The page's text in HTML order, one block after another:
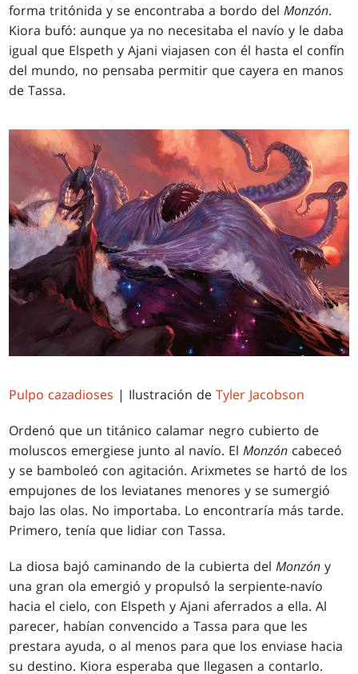
forma tritónida y se encontraba a bordo delMonzón.
Kiora bufó: aunque ya no necesitaba el navío y le daba
igual que Elspeth y Ajani viajasen con él hasta el confín
del mundo, no pensaba permitir que cayera en manos
de Tassa.
Pulpo cazadioses | Ilustración deTyler Jacobson
Ordenó que un titánico calamar negro cubierto de
moluscos emergiese junto al navío. ElMonzón cabeceó
y se bamboleó con agitación. Arixmetes se hartó de los
empujones de los leviatanes menores y se sumergió
bajo las olas. No importaba. Lo encontraría más tarde.
Primero, tenía que lidiar con Tassa.
La diosa bajó caminando de la cubierta delMonzón y
una gran ola emergió y propulsó la serpiente-navío
hacia el cielo, con Elspeth y Ajani aferrados a ella. Al
parecer, habían convencido a Tassa para que les
prestara ayuda, o al menos para que los enviase hacia
su destino. Kiora esperaba que llegasen a contarlo.